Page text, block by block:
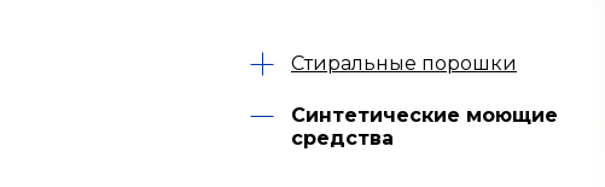
Стиральные порошки
Синтетические моющие
средства